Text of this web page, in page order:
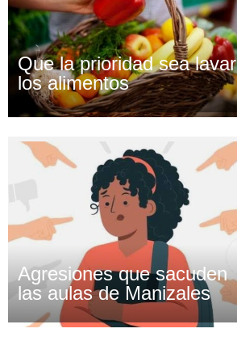
Que la prioridad sea lavar
los alimentos
Agresiones que sacuden
las aulas de Manizales